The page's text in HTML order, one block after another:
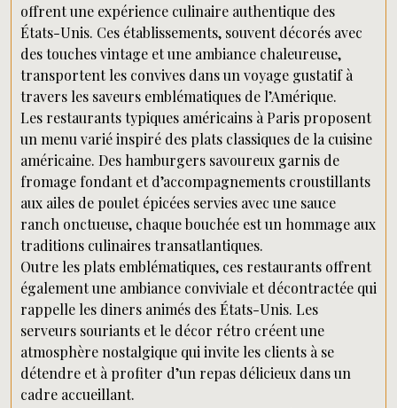
offrent une expérience culinaire authentique des
États-Unis. Ces établissements, souvent décorés avec
des touches vintage et une ambiance chaleureuse,
transportent les convives dans un voyage gustatif à
travers les saveurs emblématiques de l’Amérique.
Les restaurants typiques américains à Paris proposent
un menu varié inspiré des plats classiques de la cuisine
américaine. Des hamburgers savoureux garnis de
fromage fondant et d’accompagnements croustillants
aux ailes de poulet épicées servies avec une sauce
ranch onctueuse, chaque bouchée est un hommage aux
traditions culinaires transatlantiques.
Outre les plats emblématiques, ces restaurants offrent
également une ambiance conviviale et décontractée qui
rappelle les diners animés des États-Unis. Les
serveurs souriants et le décor rétro créent une
atmosphère nostalgique qui invite les clients à se
détendre et à profiter d’un repas délicieux dans un
cadre accueillant.